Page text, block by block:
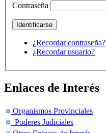
Contraseña
¿Recordar contraseña?
¿Recordar usuario?
Enlaces de Interés
Organismos Provinciales
Poderes Judiciales